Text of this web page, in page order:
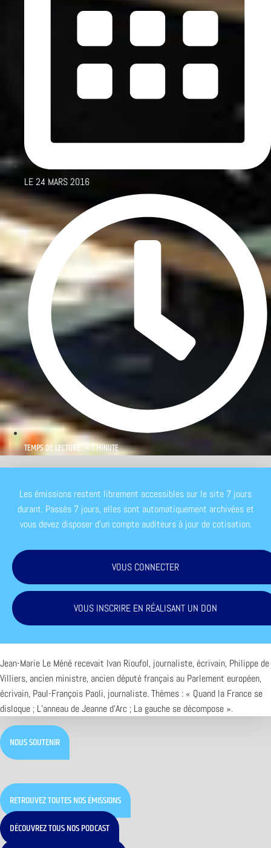
LE24 MARS 2016
TEMPS DE LECTURE : < 1 MINUTE
Les émissions restent librement accessibles sur le site 7 jours
durant. Passés 7 jours, elles sont automatiquement archivées et
vous devez disposer d'un compte auditeurs à jour de cotisation.
VOUS CONNECTER
VOUS INSCRIRE EN RÉALISANT UN DON
Jean-Marie Le Méné recevait Ivan Rioufol, journaliste, écrivain, Philippe de
Villiers, ancien ministre, ancien député français au Parlement européen,
écrivain, Paul-François Paoli, journaliste. Thèmes : « Quand la France se
disloque ; L’anneau de Jeanne d’Arc ; La gauche se décompose ».
NOUS SOUTENIR
RETROUVEZ TOUTES NOS ÉMISSIONS
DÉCOUVREZ TOUS NOS PODCAST